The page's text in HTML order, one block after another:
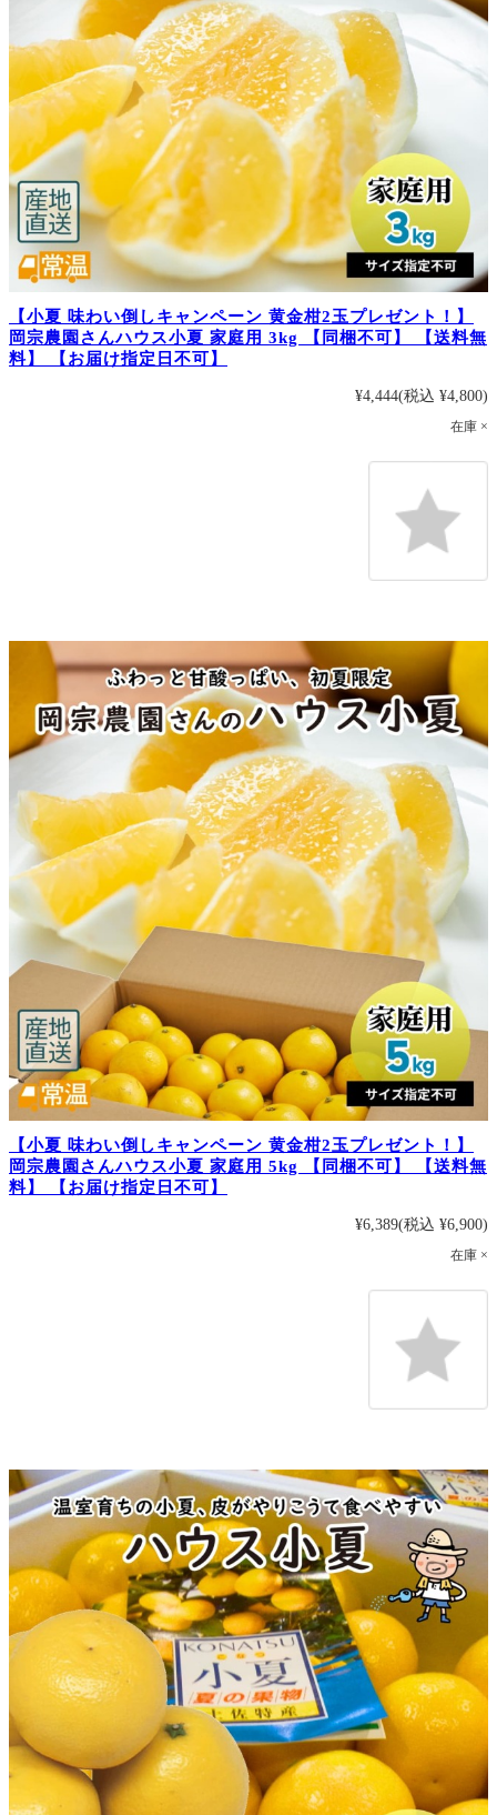
【小夏 味わい倒しキャンペーン 黄金柑2玉プレゼント！】
岡宗農園さんハウス小夏 家庭用 3kg 【同梱不可】 【送料無
料】 【お届け指定日不可】
¥4,444(税込 ¥4,800)
在庫 ×
【小夏 味わい倒しキャンペーン 黄金柑2玉プレゼント！】
岡宗農園さんハウス小夏 家庭用 5kg 【同梱不可】 【送料無
料】 【お届け指定日不可】
¥6,389(税込 ¥6,900)
在庫 ×